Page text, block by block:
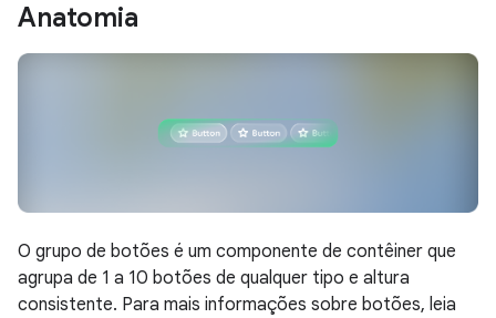
Anatomia
O grupo de botões é um componente de contêiner que
agrupa de 1 a 10 botões de qualquer tipo e altura
consistente. Para mais informações sobre botões, leia